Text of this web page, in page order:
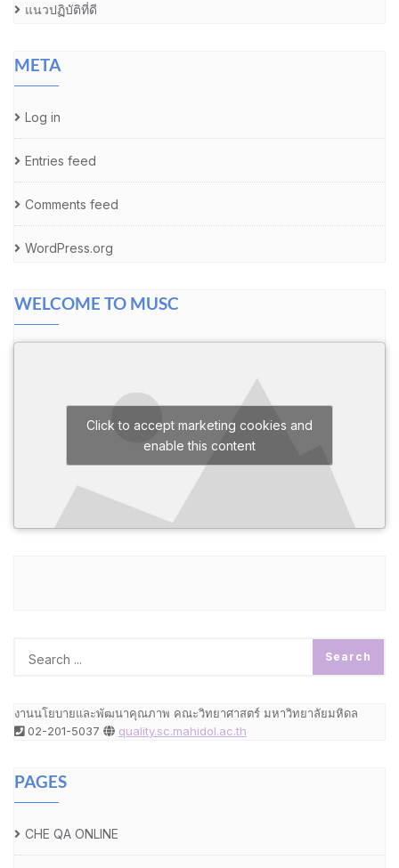
แนวปฏิบัติที่ดี
META
Log in
Entries feed
Comments feed
WordPress.org
WELCOME TO MUSC
Click to accept marketing cookies and
enable this content
งานนโยบายและพัฒนาคุณภาพ คณะวิทยาศาสตร์ มหาวิทยาลัยมหิดล
02-201-5037
quality.sc.mahidol.ac.th
PAGES
CHE QA ONLINE